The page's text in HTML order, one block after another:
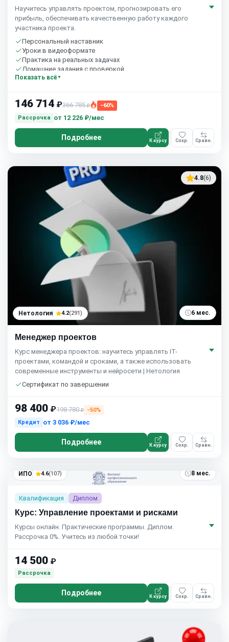
Научитесь управлять проектом, прогнозировать его
прибыль, обеспечивать качественную работу каждого
участника проекта.
Персональный наставник
Уроки в видеоформате
Практика на реальных задачах
Домашние задания с проверкой
Бесплатный пробный урок
Показать всё
146 714 ₽366 785₽
−60%
Рассрочка
от 12 226 ₽/мес
Подробнее К курсу Сохр. Сравн.
4.8(6)
Нетология 4.2(291) 6 мес.
Менеджер проектов
Курс менеджера проектов: научитесь управлять IT-
проектами, командой и сроками, а также использовать
современные инструменты и нейросети | Нетология
Сертификат по завершении
98 400 ₽198 780₽
−50%
Кредит
от 3 036 ₽/мес
Подробнее К курсу Сохр. Сравн.
ИПО 4.6(107) 8 мес.
Квалификация Диплом
Курс: Управление проектами и рисками
Курсы онлайн. Практические программы. Диплом.
Рассрочка 0%. Учитесь из любой точки!
14 500 ₽
Рассрочка
Подробнее К курсу Сохр. Сравн.